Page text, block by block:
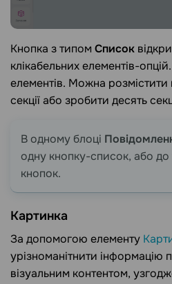
Кнопка з типом Список
клікабельних елементів-
елементів. Можна розмістити
секції або зробити десять
В одному блоці
одну кнопку-список, або до
кнопок.
Картинка
За допомогою елементу
урізноманітнити інформацію
візуальним контентом,